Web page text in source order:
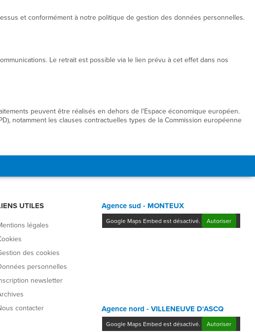
et conformément à notre politique de gestion des données personnelles.
Le retrait est possible via le lien prévu à cet effet dans nos
peuvent être réalisés en dehors de l'Espace économique européen.
notamment les clauses contractuelles types de la Commission européenne
UTILES
légales
des cookies
personnelles
newsletter
contacter
Agence sud - MONTEUX
Google Maps Embed est désactivé. Autoriser
Agence nord - VILLENEUVE D'ASCQ
Google Maps Embed est désactivé. Autoriser